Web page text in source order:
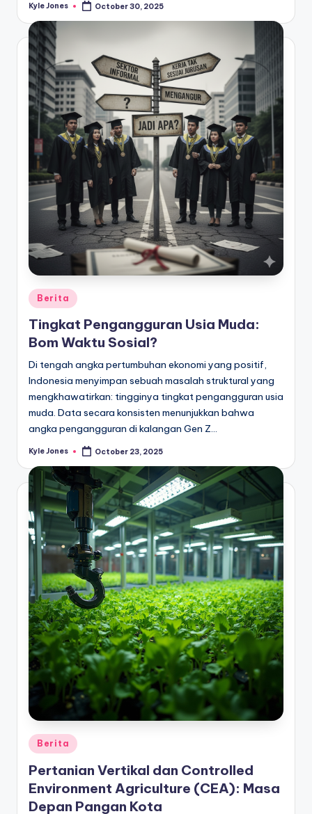
Posted
Kyle Jones October 30, 2025
Posted
in
Berita
Tingkat Pengangguran Usia Muda:
Bom Waktu Sosial?
Di tengah angka pertumbuhan ekonomi yang positif,
Indonesia menyimpan sebuah masalah struktural yang
mengkhawatirkan: tingginya tingkat pengangguran usia
muda. Data secara konsisten menunjukkan bahwa
angka pengangguran di kalangan Gen Z…
Posted
Kyle Jones October 23, 2025
Posted
in
Berita
Pertanian Vertikal dan Controlled
Environment Agriculture (CEA): Masa
Depan Pangan Kota